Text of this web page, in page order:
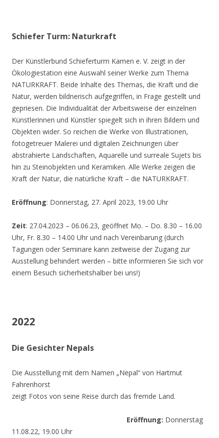
Schiefer Turm: Naturkraft
Der Künstlerbund Schieferturm Kamen e. V. zeigt in der
Ökologiestation eine Auswahl seiner Werke zum Thema
NATURKRAFT. Beide Inhalte des Themas, die Kraft und die
Natur, werden bildnerisch aufgegriffen, in Frage gestellt und
gepriesen. Die Individualität der Arbeitsweise der einzelnen
Künstlerinnen und Künstler spiegelt sich in ihren Bildern und
Objekten wider. So reichen die Werke von Illustrationen,
fotogetreuer Malerei und digitalen Zeichnungen über
abstrahierte Landschaften, Aquarelle und surreale Sujets bis
hin zu Steinobjekten und Keramiken. Alle Werke zeigen die
Kraft der Natur, die natürliche Kraft – die NATURKRAFT.
Eröffnung: Donnerstag, 27. April 2023, 19.00 Uhr
Zeit: 27.04.2023 – 06.06.23, geöffnet Mo. – Do. 8.30 – 16.00
Uhr, Fr. 8.30 – 14.00 Uhr und nach Vereinbarung (durch
Tagungen oder Seminare kann zeitweise der Zugang zur
Ausstellung behindert werden – bitte informieren Sie sich vor
einem Besuch sicherheitshalber bei uns!)
2022
Die Gesichter Nepals
Die Ausstellung mit dem Namen „Nepal“ von Hartmut
Fahrenhorst
zeigt Fotos von seine Reise durch das fremde Land.
Eröffnung: Donnerstag
11.08.22, 19.00 Uhr